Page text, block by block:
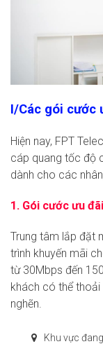
I/Các gói cước
Hiện nay, FPT
cáp quang tốc độ
dành cho các
1. Gói cước ưu
Trung tâm lắp đặt
trình khuyến mãi
từ 30Mbps đến
khách có thể
nghẽn.
Khu vực